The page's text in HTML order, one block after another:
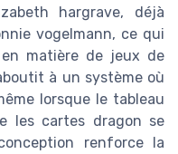
hargrave, déjà
vogelmann, ce qui
matière de jeux de
à un système où
lorsque le tableau
les cartes dragon se
renforce la